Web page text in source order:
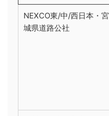
NEXCO東/中/西日本・宮
城県道路公社